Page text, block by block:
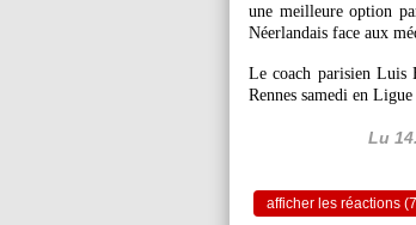
une meilleure option
Néerlandais face aux
Le coach parisien Luis
Rennes samedi en Ligue
Lu
afficher les réactions